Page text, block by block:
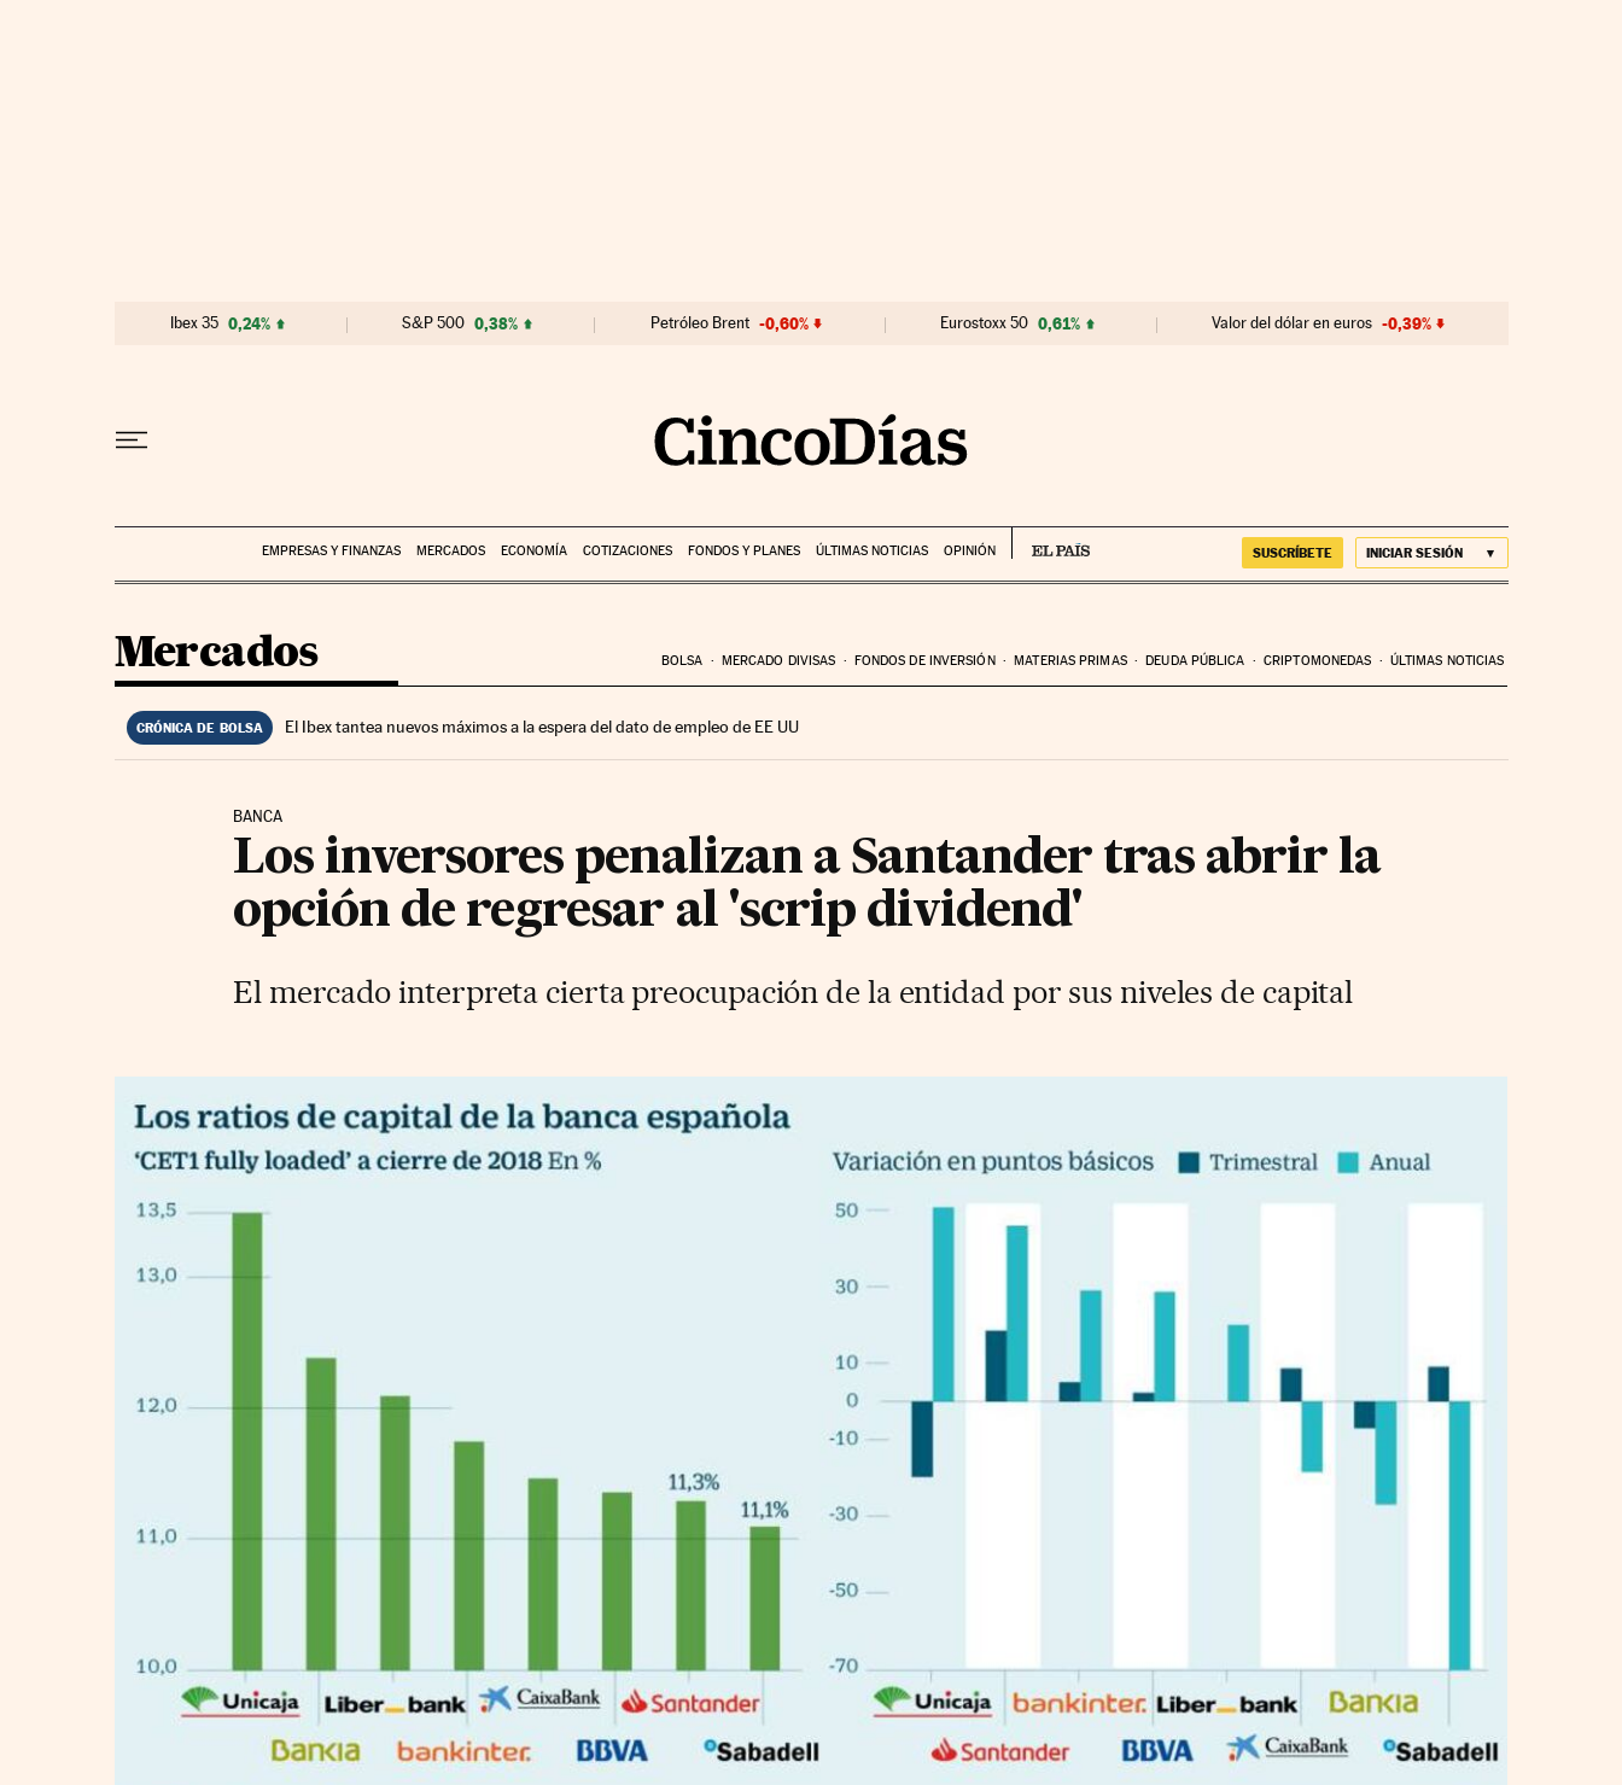
Ibex 35 0,24% S&P 500 0,38% Petróleo Brent -0,60% Eurostoxx 50 0,61% Valor del dólar en euros -0,39%
EMPRESAS Y FINANZAS MERCADOS ECONOMÍA COTIZACIONES FONDOS Y PLANES ÚLTIMAS NOTICIAS OPINIÓN SUSCRÍBETE INICIAR SESIÓN
Mercados BOLSA MERCADO DIVISAS FONDOS DE INVERSIÓN MATERIAS PRIMAS DEUDA PÚBLICA CRIPTOMONEDAS ÚLTIMAS NOTICIAS
CRÓNICA DE BOLSA El Ibex tantea nuevos máximos a la espera del dato de empleo de EE UU
BANCA
Los inversores penalizan a Santander tras abrir la
opción de regresar al 'scrip dividend'
El mercado interpreta cierta preocupación de la entidad por sus niveles de capital